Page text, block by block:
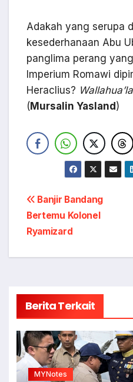
Adakah yang serupa
kesederhanaan Abu
panglima perang
Imperium Romawi
Heraclius?
( Mursalin Yasland )
Navigasi
pos
Banjir Bandang
Bertemu Kolonel
Ryamizard
Berita Terkait
MYNotes